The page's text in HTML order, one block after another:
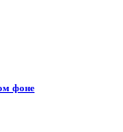
фоне